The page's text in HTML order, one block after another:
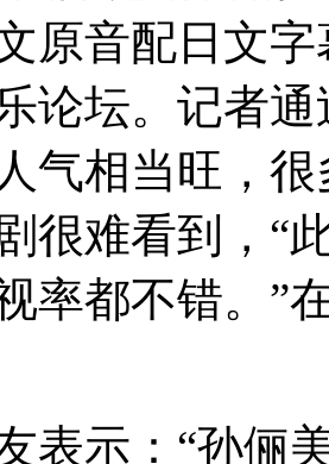
原音配日文
论坛。记者
气相当旺，
很难看到，“
率都不错。”
表示：“孙俪